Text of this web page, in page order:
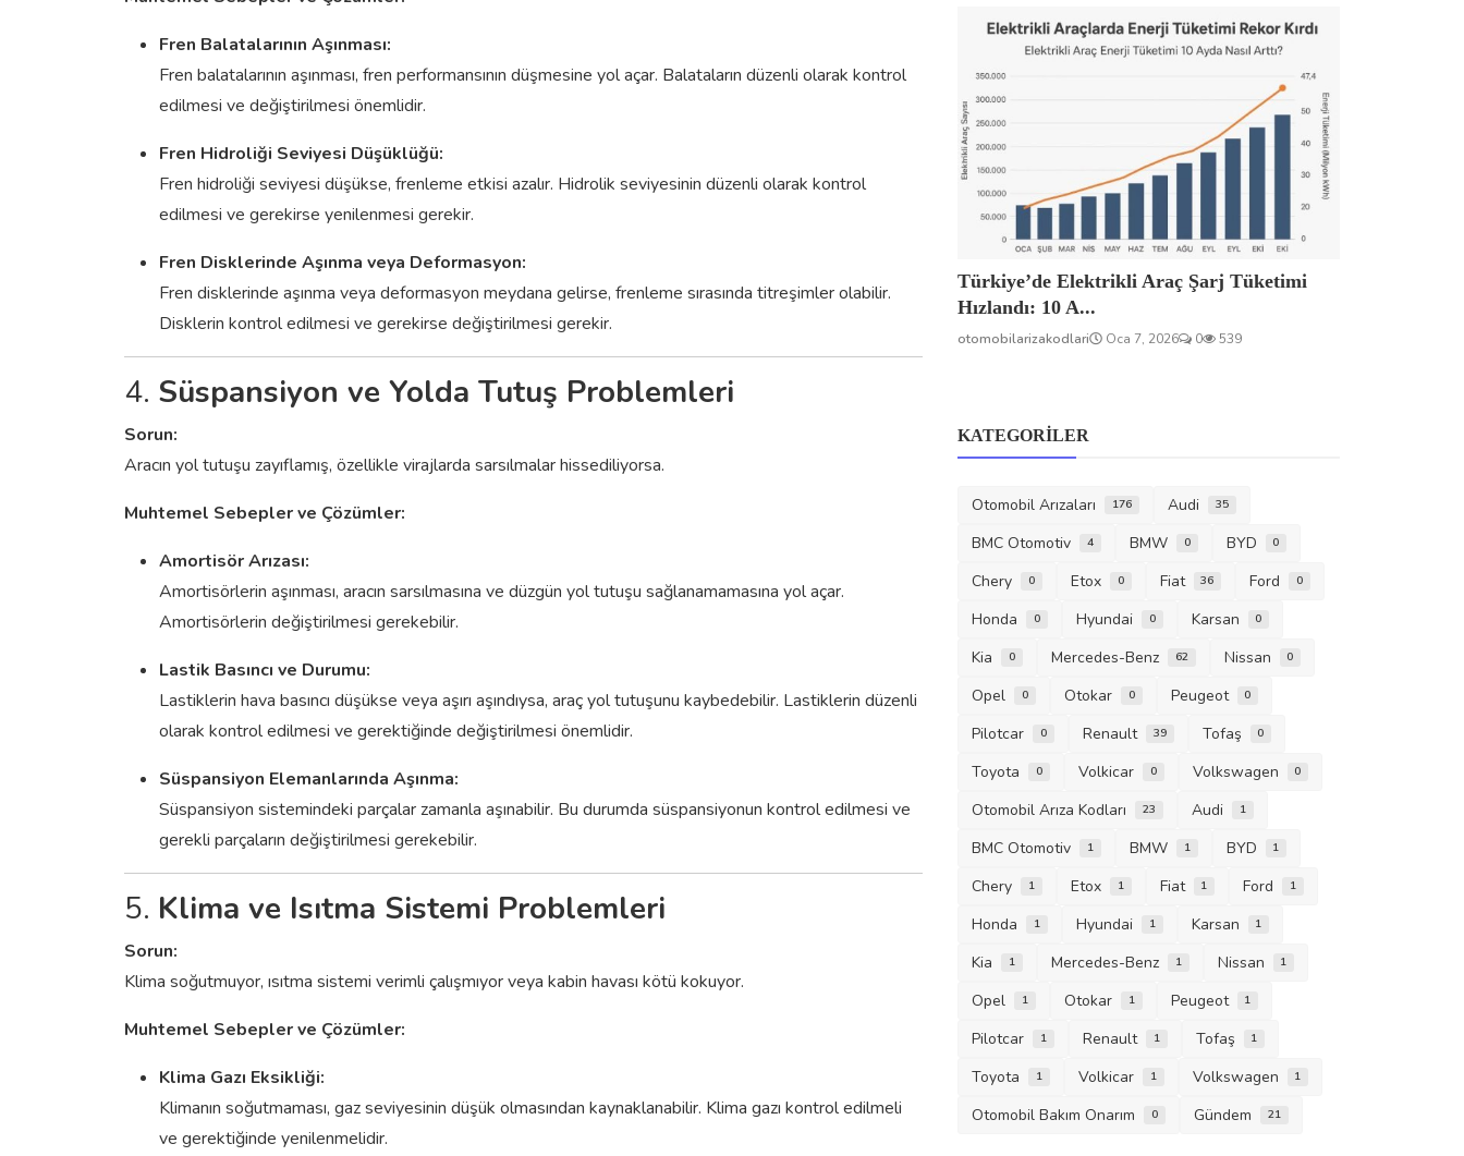
Fren Balatalarının Aşınması:
Fren balatalarının aşınması, fren performansının düşmesine yol açar. Balataların düzenli olarak kontrol
edilmesi ve değiştirilmesi önemlidir.
Fren Hidroliği Seviyesi Düşüklüğü:
Fren hidroliği seviyesi düşükse, frenleme etkisi azalır. Hidrolik seviyesinin düzenli olarak kontrol
edilmesi ve gerekirse yenilenmesi gerekir.
Fren Disklerinde Aşınma veya Deformasyon:
Fren disklerinde aşınma veya deformasyon meydana gelirse, frenleme sırasında titreşimler olabilir.
Disklerin kontrol edilmesi ve gerekirse değiştirilmesi gerekir.
4. Süspansiyon ve Yolda Tutuş Problemleri
Sorun:
Aracın yol tutuşu zayıflamış, özellikle virajlarda sarsılmalar hissediliyorsa.
Muhtemel Sebepler ve Çözümler:
Amortisör Arızası:
Amortisörlerin aşınması, aracın sarsılmasına ve düzgün yol tutuşu sağlanamamasına yol açar.
Amortisörlerin değiştirilmesi gerekebilir.
Lastik Basıncı ve Durumu:
Lastiklerin hava basıncı düşükse veya aşırı aşındıysa, araç yol tutuşunu kaybedebilir. Lastiklerin düzenli
olarak kontrol edilmesi ve gerektiğinde değiştirilmesi önemlidir.
Süspansiyon Elemanlarında Aşınma:
Süspansiyon sistemindeki parçalar zamanla aşınabilir. Bu durumda süspansiyonun kontrol edilmesi ve
gerekli parçaların değiştirilmesi gerekebilir.
5. Klima ve Isıtma Sistemi Problemleri
Sorun:
Klima soğutmuyor, ısıtma sistemi verimli çalışmıyor veya kabin havası kötü kokuyor.
Muhtemel Sebepler ve Çözümler:
Klima Gazı Eksikliği:
Klimanın soğutmaması, gaz seviyesinin düşük olmasından kaynaklanabilir. Klima gazı kontrol edilmeli
ve gerektiğinde yenilenmelidir.
Türkiye’de Elektrikli Araç Şarj Tüketimi
Hızlandı: 10 A...
otomobilarizakodlari Oca 7, 2026 0 539
KATEGORILER
Otomobil Arızaları 176 Audi 35
BMC Otomotiv 4 BMW 0 BYD 0
Chery 0 Etox 0 Fiat 36 Ford 0
Honda 0 Hyundai 0 Karsan 0
Kia 0 Mercedes-Benz 62 Nissan 0
Opel 0 Otokar 0 Peugeot 0
Pilotcar 0 Renault 39 Tofaş 0
Toyota 0 Volkicar 0 Volkswagen 0
Otomobil Arıza Kodları 23 Audi 1
BMC Otomotiv 1 BMW 1 BYD 1
Chery 1 Etox 1 Fiat 1 Ford 1
Honda 1 Hyundai 1 Karsan 1
Kia 1 Mercedes-Benz 1 Nissan 1
Opel 1 Otokar 1 Peugeot 1
Pilotcar 1 Renault 1 Tofaş 1
Toyota 1 Volkicar 1 Volkswagen 1
Otomobil Bakım Onarım 0 Gündem 21